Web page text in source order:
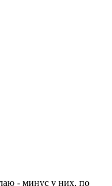
- минус у них, по